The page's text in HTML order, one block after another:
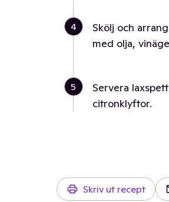
4
Skölj och
med olja,
5
Servera
citronklyftor.
Skriv ut recept